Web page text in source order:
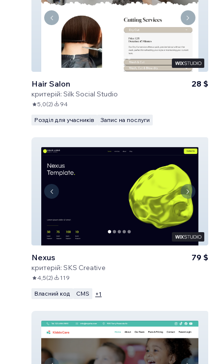
Hair Salon
критерій: Silk Social Studio
28 $
5,0(2) 94
Розділ для учасників Запис на послуги
Nexus
критерій: SKS Creative
79 $
4,5(2) 119
Власний код CMS +1